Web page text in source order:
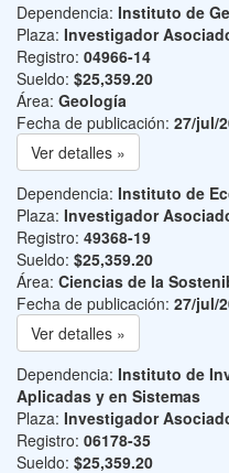
Dependencia: Instituto de
Plaza: Investigador
Registro: 04966-14
Sueldo: $25,359.20
Área: Geología
Fecha de publicación: 27/jul/
Ver detalles »
Dependencia: Instituto de
Plaza: Investigador
Registro: 49368-19
Sueldo: $25,359.20
Área: Ciencias de la
Fecha de publicación: 27/jul/
Ver detalles »
Dependencia: Instituto de
Aplicadas y en Sistemas
Plaza: Investigador
Registro: 06178-35
Sueldo: $25,359.20